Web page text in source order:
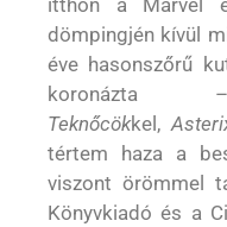
itthon a Marvel
dömpingjén kívül
éve hasonszőrű
Teknőcökkel,
tértem haza a
viszont örömmel
Könyvkiadó és a